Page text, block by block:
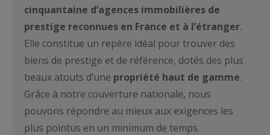
cinquantaine d’agences immobilières de
prestige reconnues en France et à l’étranger.
Elle constitue un repère idéal pour trouver des
biens de prestige et de référence, dotés des plus
beaux atouts d’une propriété haut de gamme.
Grâce à notre couverture nationale, nous
pouvons répondre au mieux aux exigences les
plus pointus en un minimum de temps.